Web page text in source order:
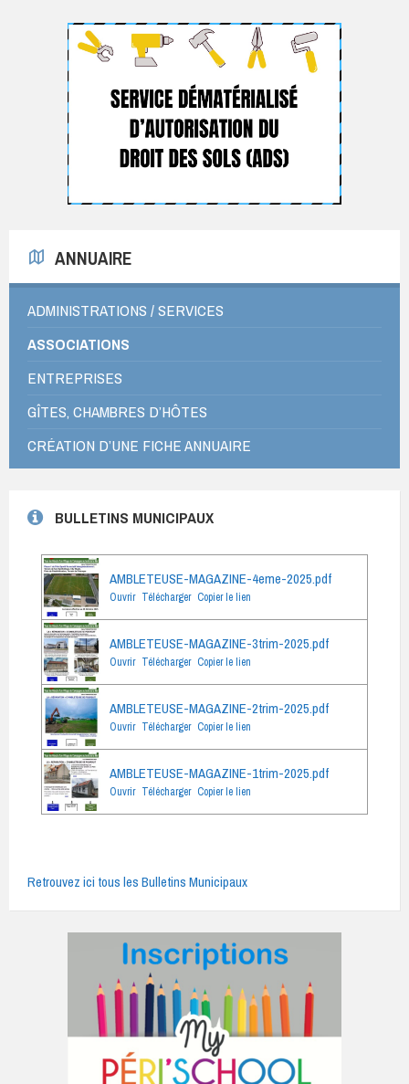
ANNUAIRE
ADMINISTRATIONS / SERVICES
ASSOCIATIONS
ENTREPRISES
GÎTES, CHAMBRES D’HÔTES
CRÉATION D’UNE FICHE ANNUAIRE
BULLETINS MUNICIPAUX
AMBLETEUSE-MAGAZINE-4eme-2025.pdf
Ouvrir Télécharger Copier le lien
AMBLETEUSE-MAGAZINE-3trim-2025.pdf
Ouvrir Télécharger Copier le lien
AMBLETEUSE-MAGAZINE-2trim-2025.pdf
Ouvrir Télécharger Copier le lien
AMBLETEUSE-MAGAZINE-1trim-2025.pdf
Ouvrir Télécharger Copier le lien
Retrouvez ici tous les Bulletins Municipaux